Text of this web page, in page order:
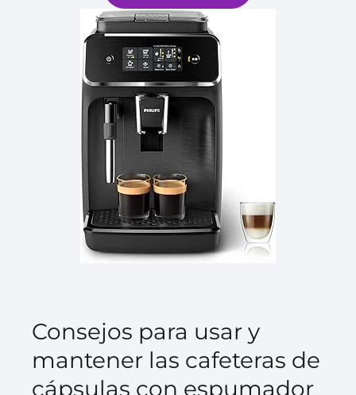
Consejos para usar y
mantener las cafeteras de
cápsulas con espumador